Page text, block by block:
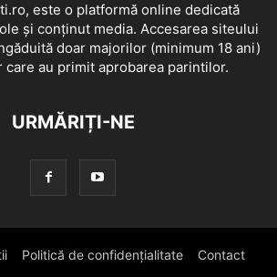
este o platformă online dedicată
și conținut media. Accesarea siteului
doar majorilor (minimum 18 ani)
care au primit aprobarea parintilor.
URMĂRIȚI-NE
Politică de confidențialitate Contact